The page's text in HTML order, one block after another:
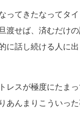
ってきたなってタ
渡せば、済むだけ
に話し続ける人に
レスが極度にたま
あんまりこういった